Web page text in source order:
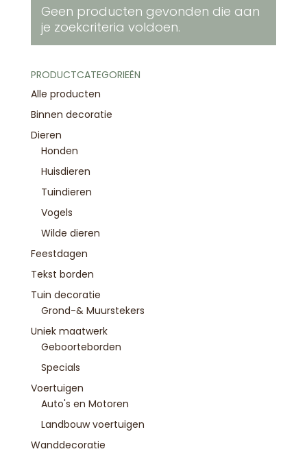
Geen producten gevonden die aan
je zoekcriteria voldoen.
PRODUCTCATEGORIEËN
Alle producten
Binnen decoratie
Dieren
Honden
Huisdieren
Tuindieren
Vogels
Wilde dieren
Feestdagen
Tekst borden
Tuin decoratie
Grond-& Muurstekers
Uniek maatwerk
Geboorteborden
Specials
Voertuigen
Auto's en Motoren
Landbouw voertuigen
Wanddecoratie